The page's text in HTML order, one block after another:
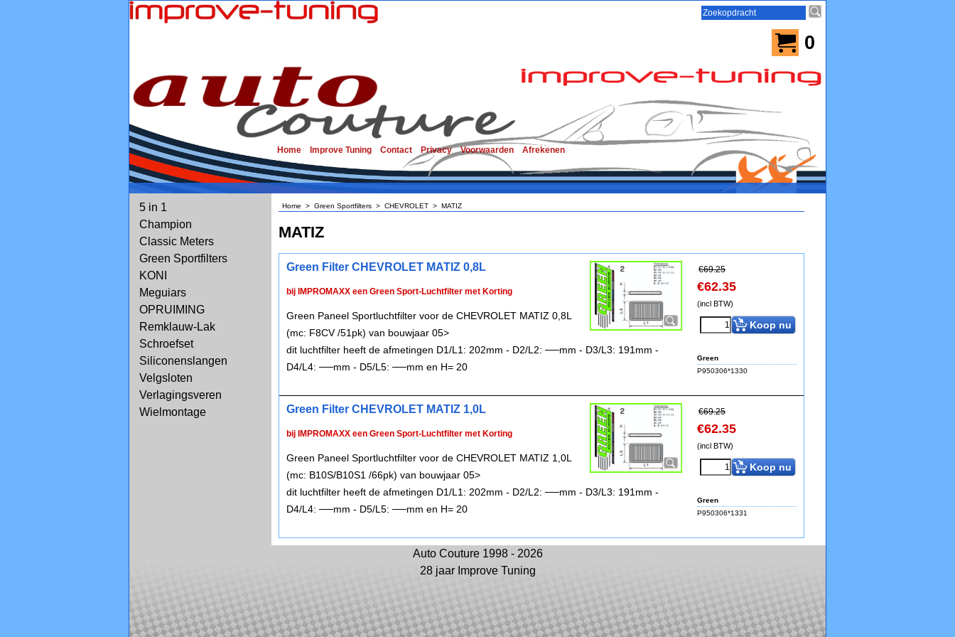
0
Home Improve Tuning Contact Privacy Voorwaarden Afrekenen
5 in 1
Champion
Classic Meters
Green Sportfilters
KONI
Meguiars
OPRUIMING
Remklauw-Lak
Schroefset
Siliconenslangen
Velgsloten
Verlagingsveren
Wielmontage
Home > Green Sportfilters > CHEVROLET > MATIZ
MATIZ
€69.25
€62.35
(incl BTW)
Koop nu
Green
P950306*1330
Green Filter CHEVROLET MATIZ 0,8L
bij IMPROMAXX een Green Sport-Luchtfilter met Korting
Green Paneel Sportluchtfilter voor de CHEVROLET MATIZ 0,8L
(mc: F8CV /51pk) van bouwjaar 05>
dit luchtfilter heeft de afmetingen D1/L1: 202mm - D2/L2: ──mm - D3/L3: 191mm -
D4/L4: ──mm - D5/L5: ──mm en H= 20
€69.25
€62.35
(incl BTW)
Koop nu
Green
P950306*1331
Green Filter CHEVROLET MATIZ 1,0L
bij IMPROMAXX een Green Sport-Luchtfilter met Korting
Green Paneel Sportluchtfilter voor de CHEVROLET MATIZ 1,0L
(mc: B10S/B10S1 /66pk) van bouwjaar 05>
dit luchtfilter heeft de afmetingen D1/L1: 202mm - D2/L2: ──mm - D3/L3: 191mm -
D4/L4: ──mm - D5/L5: ──mm en H= 20
Auto Couture 1998 - 2026
28 jaar Improve Tuning